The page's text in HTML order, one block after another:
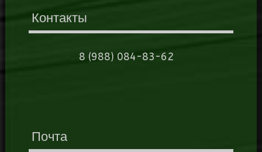
Контакты
8 (988) 084-83-62
Почта